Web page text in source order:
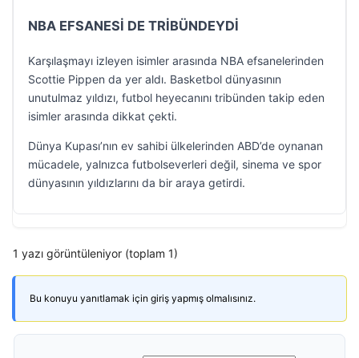
NBA EFSANESİ DE TRİBÜNDEYDİ
Karşılaşmayı izleyen isimler arasında NBA efsanelerinden
Scottie Pippen da yer aldı. Basketbol dünyasının
unutulmaz yıldızı, futbol heyecanını tribünden takip eden
isimler arasında dikkat çekti.
Dünya Kupası’nın ev sahibi ülkelerinden ABD’de oynanan
mücadele, yalnızca futbolseverleri değil, sinema ve spor
dünyasının yıldızlarını da bir araya getirdi.
1 yazı görüntüleniyor (toplam 1)
Bu konuyu yanıtlamak için giriş yapmış olmalısınız.